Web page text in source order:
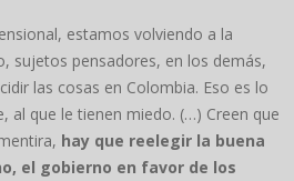
estamos volviendo a la
sujetos pensadores, en los demás,
las cosas en Colombia. Eso es lo
al que le tienen miedo. (…) Creen que
hay que reelegir la buena
el gobierno en favor de los